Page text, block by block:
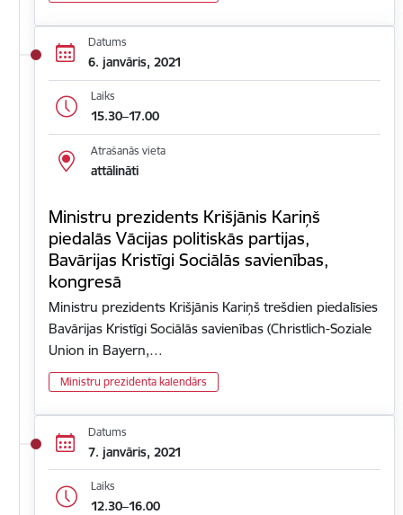
Datums
6. janvāris, 2021
Laiks
15.30–17.00
Atrašanās vieta
attālināti
Ministru prezidents Krišjānis Kariņš
piedalās Vācijas politiskās partijas,
Bavārijas Kristīgi Sociālās savienības,
kongresā
Ministru prezidents Krišjānis Kariņš trešdien piedalīsies
Bavārijas Kristīgi Sociālās savienības (Christlich-Soziale
Union in Bayern,…
Ministru prezidenta kalendārs
Datums
7. janvāris, 2021
Laiks
12.30–16.00